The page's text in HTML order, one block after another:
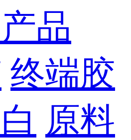
品
终端胶
原料